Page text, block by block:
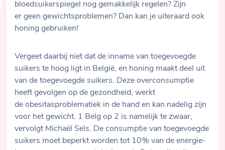
bloedsuikerspiegel nog gemakkelijk regelen? Zijn
er geen gewichtsproblemen? Dan kan je uiteraard ook
honing gebruiken!
Vergeet daarbij niet dat de inname van toegevoegde
suikers te hoog ligt in België, en honing maakt deel uit
van de toegevoegde suikers. Deze overconsumptie
heeft gevolgen op de gezondheid, werkt
de obesitasproblematiek in de hand en kan nadelig zijn
voor het gewicht. 1 Belg op 2 is namelijk te zwaar,
vervolgt Michaël Sels. De consumptie van toegevoegde
suikers moet beperkt worden tot 10% van de energie-